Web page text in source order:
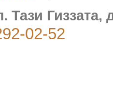
Тази Гиззата,
02-52